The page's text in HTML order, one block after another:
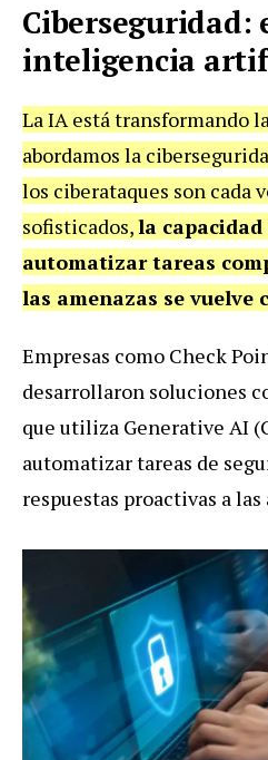
Ciberseguridad:
inteligencia
La IA está transformando
abordamos la
los ciberataques son cada
sofisticados,la
automatizar tareas
las amenazas se vuelve
Empresas como Check
desarrollaron soluciones
que utiliza Generative AI
automatizar tareas de
respuestas proactivas a las